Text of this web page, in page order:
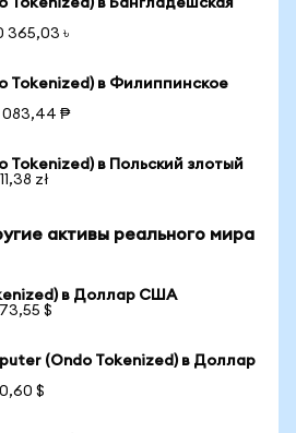
Tokenized) в Бангладешская
365,03 ৳
Tokenized) в Филиппинское
083,44 ₱
Tokenized) в Польский злотый
zł
активы реального мира
в Доллар США
$
(Ondo Tokenized) в Доллар
$